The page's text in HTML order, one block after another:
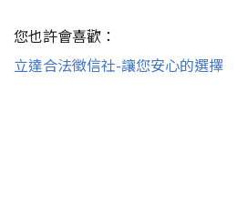
您也許會喜歡：
立達合法徵信社-讓您安心的選擇